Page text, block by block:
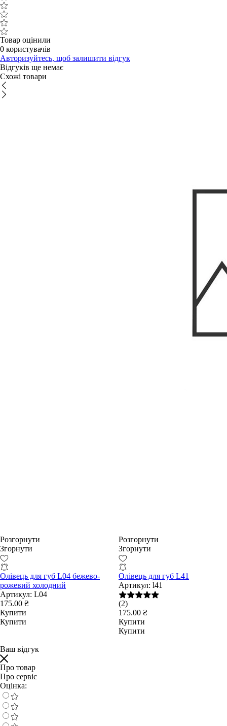
Товар оцінили
0 користувачів
Авторизуйтесь, щоб залишити відгук
Відгуків ще немає
Схожі товари
Розгорнути
Згорнути
Олівець для губ L04 бежево-
рожевий холодний
Артикул: L04
175.00 ₴
Купити
Купити
Розгорнути
Згорнути
Олівець для губ L41
Артикул: l41
(2)
175.00 ₴
Купити
Купити
Ваш відгук
Про товар
Про сервіс
Оцінка: